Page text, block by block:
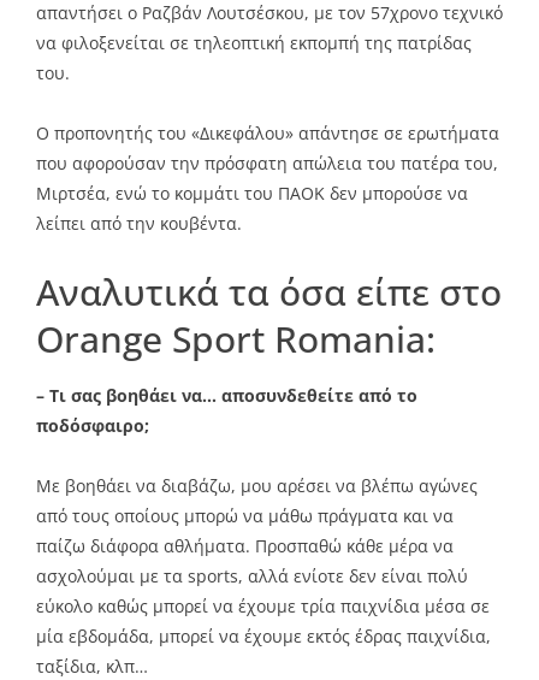
απαντήσει ο Ραζβάν Λουτσέσκου, με τον 57χρονο τεχνικό
να φιλοξενείται σε τηλεοπτική εκπομπή της πατρίδας
του.
Ο προπονητής του «Δικεφάλου» απάντησε σε ερωτήματα
που αφορούσαν την πρόσφατη απώλεια του πατέρα του,
Μιρτσέα, ενώ το κομμάτι του ΠΑΟΚ δεν μπορούσε να
λείπει από την κουβέντα.
Αναλυτικά τα όσα είπε στο
Orange Sport Romania:
– Τι σας βοηθάει να… αποσυνδεθείτε από το
ποδόσφαιρο;
Με βοηθάει να διαβάζω, μου αρέσει να βλέπω αγώνες
από τους οποίους μπορώ να μάθω πράγματα και να
παίζω διάφορα αθλήματα. Προσπαθώ κάθε μέρα να
ασχολούμαι με τα sports, αλλά ενίοτε δεν είναι πολύ
εύκολο καθώς μπορεί να έχουμε τρία παιχνίδια μέσα σε
μία εβδομάδα, μπορεί να έχουμε εκτός έδρας παιχνίδια,
ταξίδια, κλπ…